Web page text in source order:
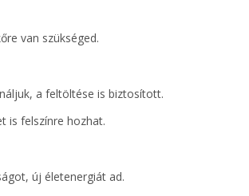
van szükséged.
a feltöltése is biztosított.
is felszínre hozhat.
új életenergiát ad.